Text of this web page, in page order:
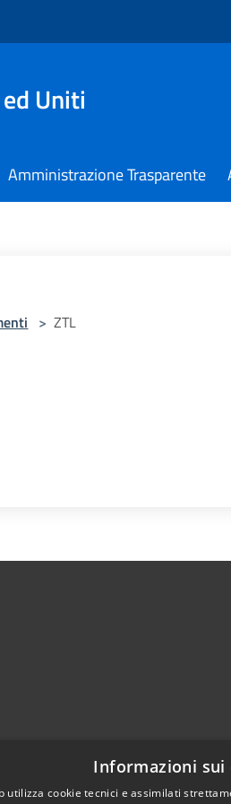
Uniti
Amministrazione Trasparente
> ZTL
0374364411
0374364444
Informazioni sui
utilizza cookie tecnici e assimilati